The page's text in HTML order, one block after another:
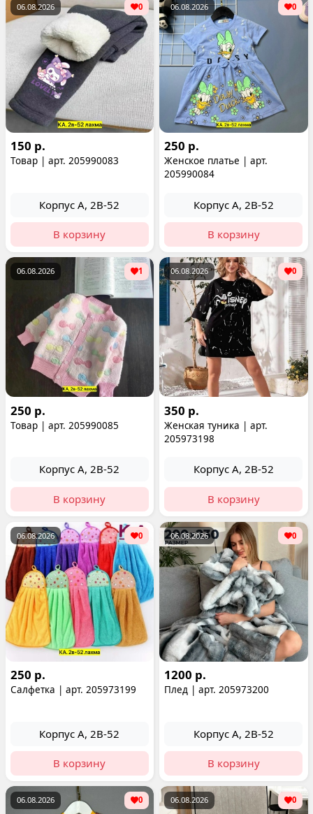
06.08.2026 0
150 р.
Товар | арт. 205990083
Корпус А, 2В-52
В корзину
06.08.2026 0
250 р.
Женское платье | арт.
205990084
Корпус А, 2В-52
В корзину
06.08.2026 1
250 р.
Товар | арт. 205990085
Корпус А, 2В-52
В корзину
06.08.2026 0
350 р.
Женская туника | арт.
205973198
Корпус А, 2В-52
В корзину
06.08.2026 0
250 р.
Салфетка | арт. 205973199
Корпус А, 2В-52
В корзину
06.08.2026 0
1200 р.
Плед | арт. 205973200
Корпус А, 2В-52
В корзину
06.08.2026 0 06.08.2026 0